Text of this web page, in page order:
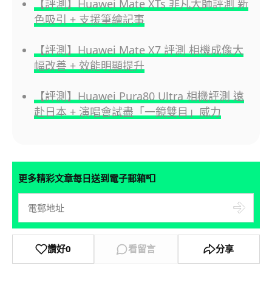
【評測】Huawei Mate XTs 非凡大師評測 新
色吸引 + 支援筆繪記事
【評測】Huawei Mate X7 評測 相機成像大
幅改善 + 效能明顯提升
【評測】Huawei Pura80 Ultra 相機評測 遠
赴日本 + 演唱會試盡「一鏡雙目」威力
更多精彩文章每日送到電子郵箱📮
讚好0 看留言 分享